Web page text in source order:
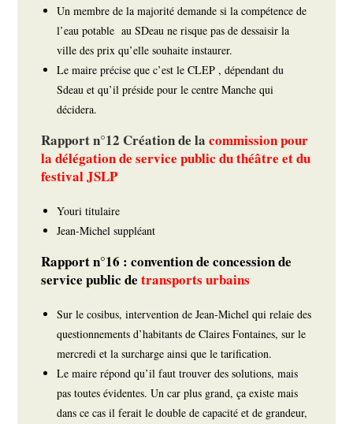
Un membre de la majorité demande si la compétence de
l’eau potable au SDeau ne risque pas de dessaisir la
ville des prix qu’elle souhaite instaurer.
Le maire précise que c’est le CLEP , dépendant du
Sdeau et qu’il préside pour le centre Manche qui
décidera.
Rapport n°12 Création de lacommission pour
la délégation de service public du théâtre et du
festival JSLP
Youri titulaire
Jean-Michel suppléant
Rapport n°16 : convention de concession de
service public detransports urbains
Sur le cosibus, intervention de Jean-Michel qui relaie des
questionnements d’habitants de Claires Fontaines, sur le
mercredi et la surcharge ainsi que le tarification.
Le maire répond qu’il faut trouver des solutions, mais
pas toutes évidentes. Un car plus grand, ça existe mais
dans ce cas il ferait le double de capacité et de grandeur,